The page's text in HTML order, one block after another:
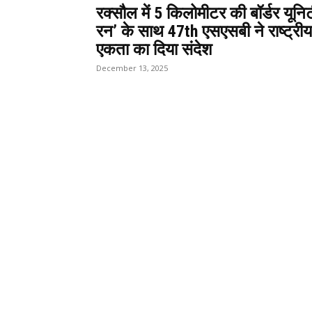
रक्सौल में 5 किलोमीटर की बॉर्डर
रन’ के साथ 47th एसएसबी ने राष्ट्रीय
एकता का दिया संदेश
December 13, 2025